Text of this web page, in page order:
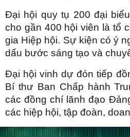
Đại hội quy tụ 200 đại
cho gần 400 hội viên là tổ
gia Hiệp hội. Sự kiện có ý
dấu bước sáng tạo và
Đại hội vinh dự đón tiếp
Bí thư Ban Chấp hành
các đồng chí lãnh đạo
các hiệp hội, tập đoàn,